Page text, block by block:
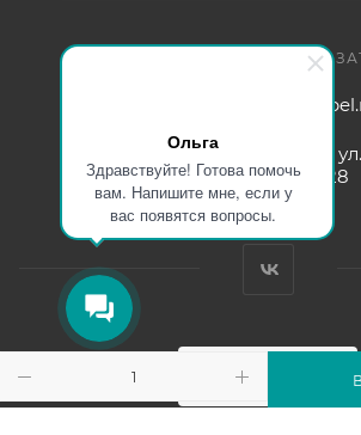
Ольга
Здравствуйте! Готова помочь
вам. Напишите мне, если у
вас появятся вопросы.
г. Санкт-Петербург,
Томчака д. 28